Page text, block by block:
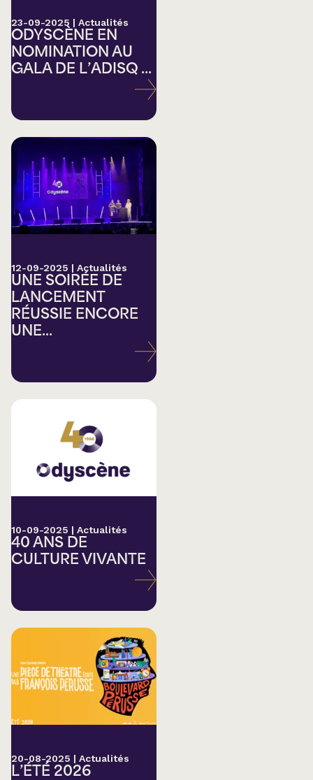
23-09-2025 | Actualités
ODYSCÈNE EN
NOMINATION AU
GALA DE L’ADISQ ...
12-09-2025 | Actualités
UNE SOIRÉE DE
LANCEMENT
RÉUSSIE ENCORE
UNE...
10-09-2025 | Actualités
40 ANS DE
CULTURE VIVANTE
20-08-2025 | Actualités
L’ÉTÉ 2026